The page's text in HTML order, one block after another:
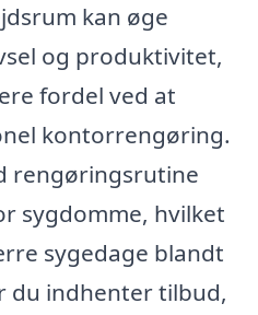
kan øge
og produktivitet,
fordel ved at
kontorrengøring.
rengøringsrutine
sygdomme, hvilket
sygedage blandt
du indhenter tilbud,